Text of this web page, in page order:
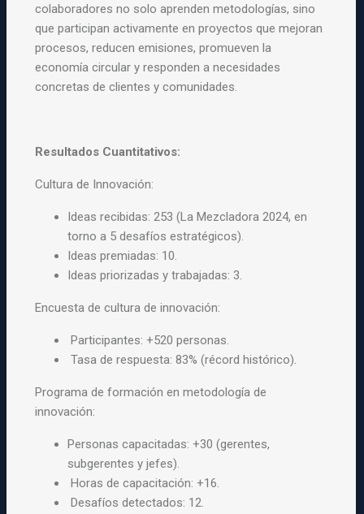
colaboradores no solo aprenden metodologías, sino
que participanactivamente en proyectos que mejoran
procesos, reducen emisiones, promueven la
economía circular y responden a necesidades
concretas de clientes y comunidades.
Resultados Cuantitativos:
Cultura de Innovación:
Ideas recibidas: 253 (La Mezcladora 2024, en
torno a 5 desafíos estratégicos).
Ideas premiadas: 10.
Ideas priorizadas y trabajadas: 3.
Encuesta de cultura de innovación:
Participantes: +520 personas.
Tasa de respuesta: 83% (récord histórico).
Programa de formación en metodología de
innovación:
Personas capacitadas: +30 (gerentes,
subgerentes y jefes).
Horas de capacitación: +16.
Desafíos detectados: 12.